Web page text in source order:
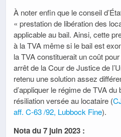
À noter enfin que le conseil
« prestation de libération des
applicable au bail. Ainsi, cette
à la TVA même si le bail est
la TVA constituerait un coût
arrêt de la Cour de Justice de
retenu une solution assez
d’appliquer le régime de TVA du
résiliation versée au locataire (
aff. C-63 /92, Lubbock Fine).
Nota du 7 juin 2023 :